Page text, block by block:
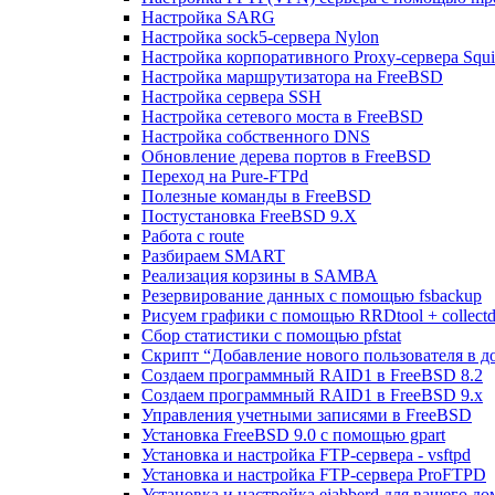
Настройка SARG
Настройка sock5-сервера Nylon
Настройка корпоративного Proxy-сервера
Настройка маршрутизатора на FreeBSD
Настройка сервера SSH
Настройка сетевого моста в FreeBSD
Настройка собственного DNS
Обновление дерева портов в FreeBSD
Переход на Pure-FTPd
Полезные команды в FreeBSD
Постустановка FreeBSD 9.X
Работа с route
Разбираем SMART
Реализация корзины в SAMBA
Резервирование данных с помощью fsbackup
Рисуем графики с помощью RRDtool + collectd
Сбор статистики с помощью pfstat
Скрипт “Добавление нового пользователя в
Создаем программный RAID1 в FreeBSD 8.2
Создаем программный RAID1 в FreeBSD 9.x
Управления учетными записями в FreeBSD
Установка FreeBSD 9.0 с помощью gpart
Установка и настройка FTP-сервера - vsftpd
Установка и настройка FTP-сервера ProFTPD